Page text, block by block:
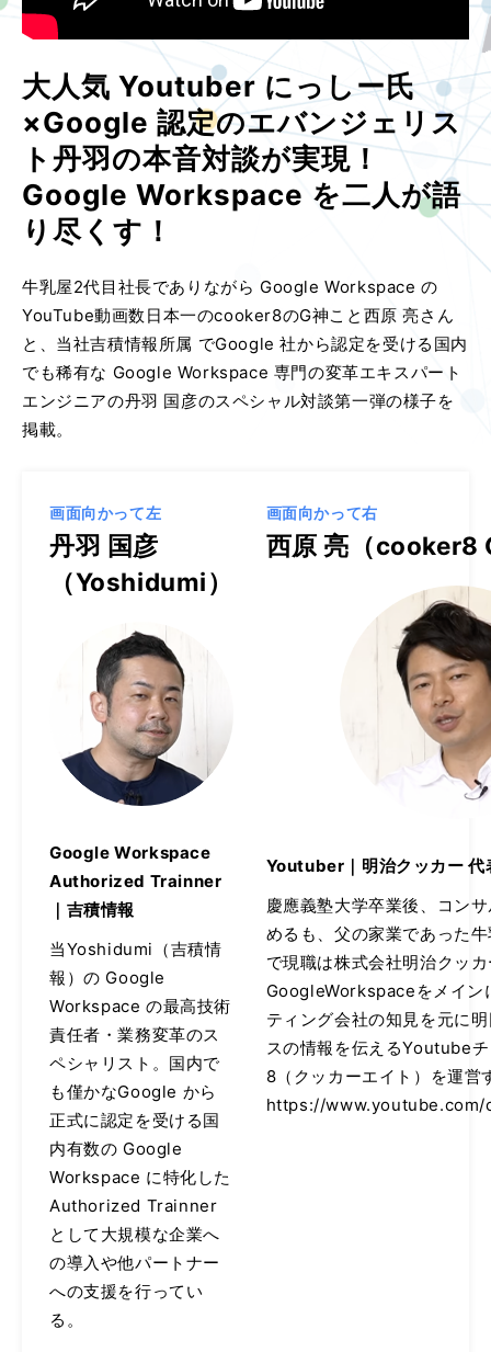
大人気 Youtuber にっしー氏
×Google 認定のエバンジェリス
ト丹羽の本音対談が実現！
Google Workspace を二人が語
り尽くす！
牛乳屋2代目社長でありながら Google Workspace の
YouTube動画数日本一のcooker8のG神こと西原 亮さん
と、当社吉積情報所属 でGoogle 社から認定を受ける国内
でも稀有な Google Workspace 専門の変革エキスパート
エンジニアの丹羽 国彦のスペシャル対談第一弾の様子を
掲載。
画面向かって左
丹羽 国彦
（Yoshidumi）
Google Workspace
Authorized Trainner
｜吉積情報
当Yoshidumi（吉積情
報）の Google
Workspace の最高技術
責任者・業務変革のス
ペシャリスト。国内で
も僅かなGoogle から
正式に認定を受ける国
内有数の Google
Workspace に特化した
Authorized Trainner
として大規模な企業へ
の導入や他パートナー
への支援を行ってい
る。
画面向かって右
西原 亮（cooker8
Youtuber｜明治クッカー 代
慶應義塾大学卒業後、コン
めるも、父の家業であった
で現職は株式会社明治クッ
GoogleWorkspaceをメイン
ティング会社の知見を元に
スの情報を伝えるYoutube
8（クッカーエイト）を運営
https://